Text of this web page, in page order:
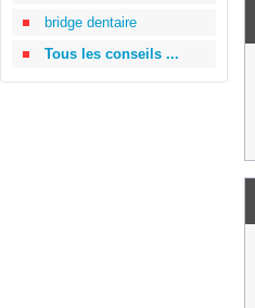
bridge dentaire
Tous les conseils ...